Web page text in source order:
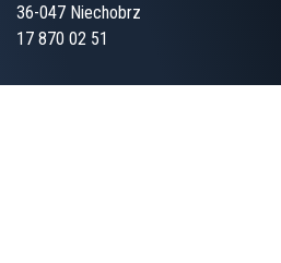
36-047 Niechobrz
17 870 02 51